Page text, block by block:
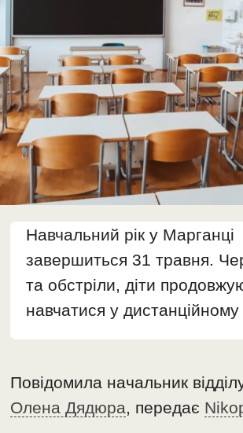
Навчальний рік у Марганці
завершиться 31 травня.
та обстріли, діти
навчатися у
Повідомила начальник
Олена Дядюра, передає